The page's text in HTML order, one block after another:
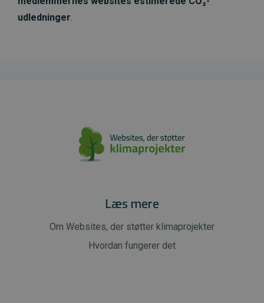
udledninger.
Læs mere
Om Websites, der støtter klimaprojekter
Hvordan fungerer det